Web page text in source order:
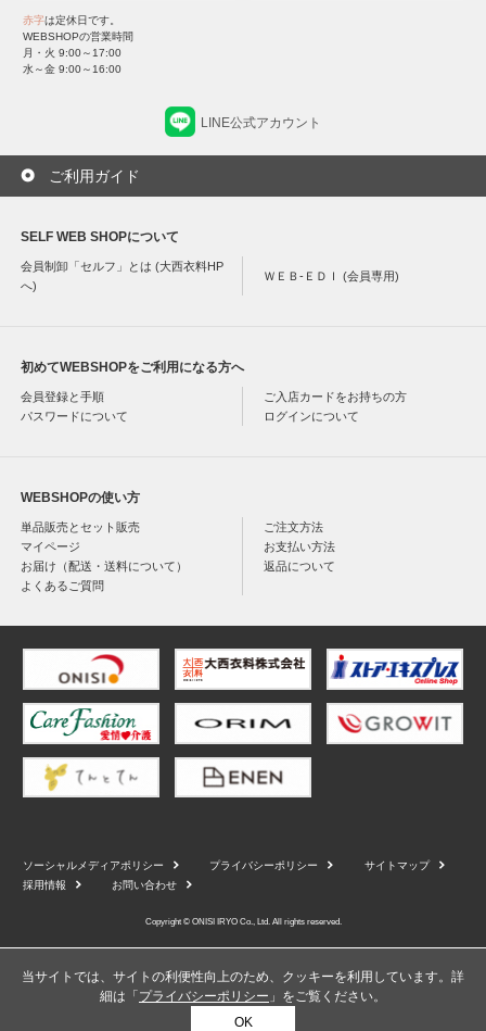
赤字は定休日です。
WEBSHOPの営業時間
月・火 9:00～17:00
水～金 9:00～16:00
LINE公式アカウント
ご利用ガイド
SELF WEB SHOPについて
会員制卸「セルフ」とは (大西衣料HP
へ)
ＷＥＢ-ＥＤＩ (会員専用)
初めてWEBSHOPをご利用になる方へ
会員登録と手順
ご入店カードをお持ちの方
パスワードについて
ログインについて
WEBSHOPの使い方
単品販売とセット販売
ご注文方法
マイページ
お支払い方法
お届け（配送・送料について）
返品について
よくあるご質問
ソーシャルメディアポリシー プライバシーポリシー
サイトマップ
採用情報
お問い合わせ
Copyright © ONISI IRYO Co., Ltd. All rights reserved.
当サイトでは、サイトの利便性向上のため、クッキーを利用しています。詳
細は「 プライバシーポリシー 」をご覧ください。
OK